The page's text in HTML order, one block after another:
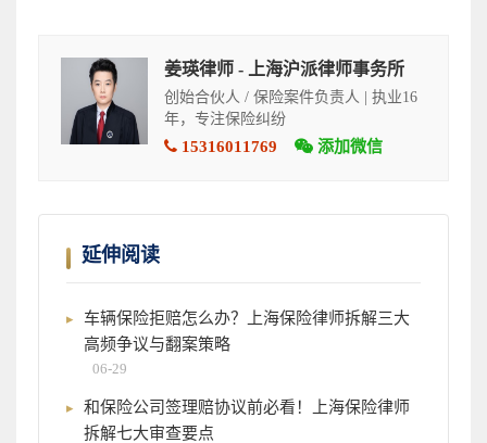
姜瑛律师 - 上海沪派律师事务所
创始合伙人 / 保险案件负责人 | 执业16
年，专注保险纠纷
15316011769 添加微信
延伸阅读
车辆保险拒赔怎么办？上海保险律师拆解三大
高频争议与翻案策略
06-29
和保险公司签理赔协议前必看！上海保险律师
拆解七大审查要点